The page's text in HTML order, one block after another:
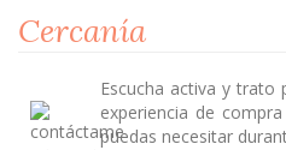
Cercanía
Escucha activa y trato
experiencia de
puedas necesitar